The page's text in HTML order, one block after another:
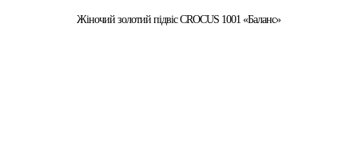
Жіночий золотий підвіс CROCUS 1001 «Баланс»